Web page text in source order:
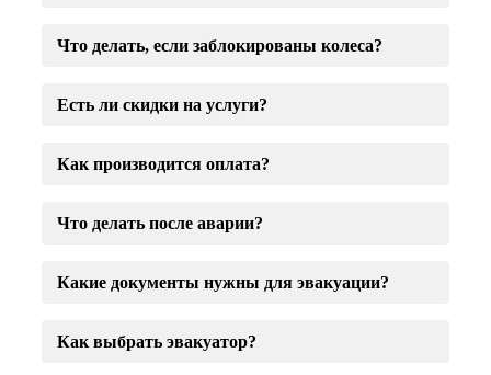
Что делать, если заблокированы колеса?
Есть ли скидки на услуги?
Как производится оплата?
Что делать после аварии?
Какие документы нужны для эвакуации?
Как выбрать эвакуатор?